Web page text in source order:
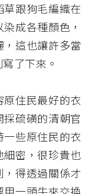
跟狗毛編織在
成各種顏色，
這也讓許多當
了下來。
住民最好的衣
硫磺的清朝官
些原住民的衣
密，很珍貴也
得透過關係才